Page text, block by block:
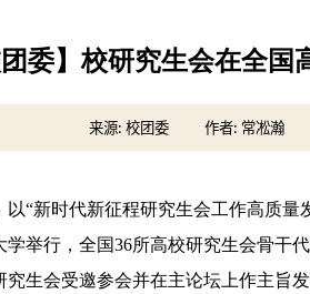
团委】校研究生会在全
来源: 校团委 作者: 常凇瀚
以“新时代新征程研究生会工作高质量
学举行，全国36所高校研究生会骨干
究生会受邀参会并在主论坛上作主旨发